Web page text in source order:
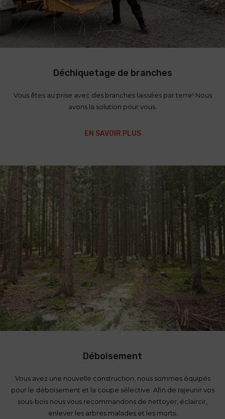
Déchiquetage de branches
Vous êtes au prise avec des branches laissées par terre! Nous
avons la solution pour vous.
EN SAVOIR PLUS
Déboisement
Vous avez une nouvelle construction, nous sommes équipés
pour le déboisement et la coupe sélective. Afin de rajeunir vos
sous-bois nous vous recommandons de nettoyer, éclaircir,
enlever les arbres malades et les morts.